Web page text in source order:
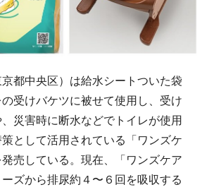
都中央区）は給水シートついた袋
受けバケツに被せて使用し、受け
災害時に断水などでトイレが使用
として活用されている「ワンズケ
売している。現在、「ワンズケア
ーズから排尿約４〜６回を吸収する